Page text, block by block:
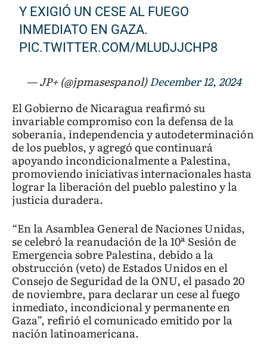
Y EXIGIÓ UN CESE AL FUEGO
INMEDIATO EN GAZA.
PIC.TWITTER.COM/MLUDJJCHP8
— JP+ (@jpmasespanol)December 12, 2024
El Gobierno de Nicaragua reafirmó su
invariable compromiso con la defensa de la
soberanía, independencia y autodeterminación
de los pueblos, y agregó que continuará
apoyando incondicionalmente a Palestina,
promoviendo iniciativas internacionales hasta
lograr la liberación del pueblo palestino y la
justicia duradera.
“En la Asamblea General de Naciones Unidas,
se celebró la reanudación de la 10ª Sesión de
Emergencia sobre Palestina, debido a la
obstrucción (veto) de Estados Unidos en el
Consejo de Seguridad de la ONU, el pasado 20
de noviembre, para declarar un cese al fuego
inmediato, incondicional y permanente en
Gaza”, refirió el comunicado emitido por la
nación latinoamericana.